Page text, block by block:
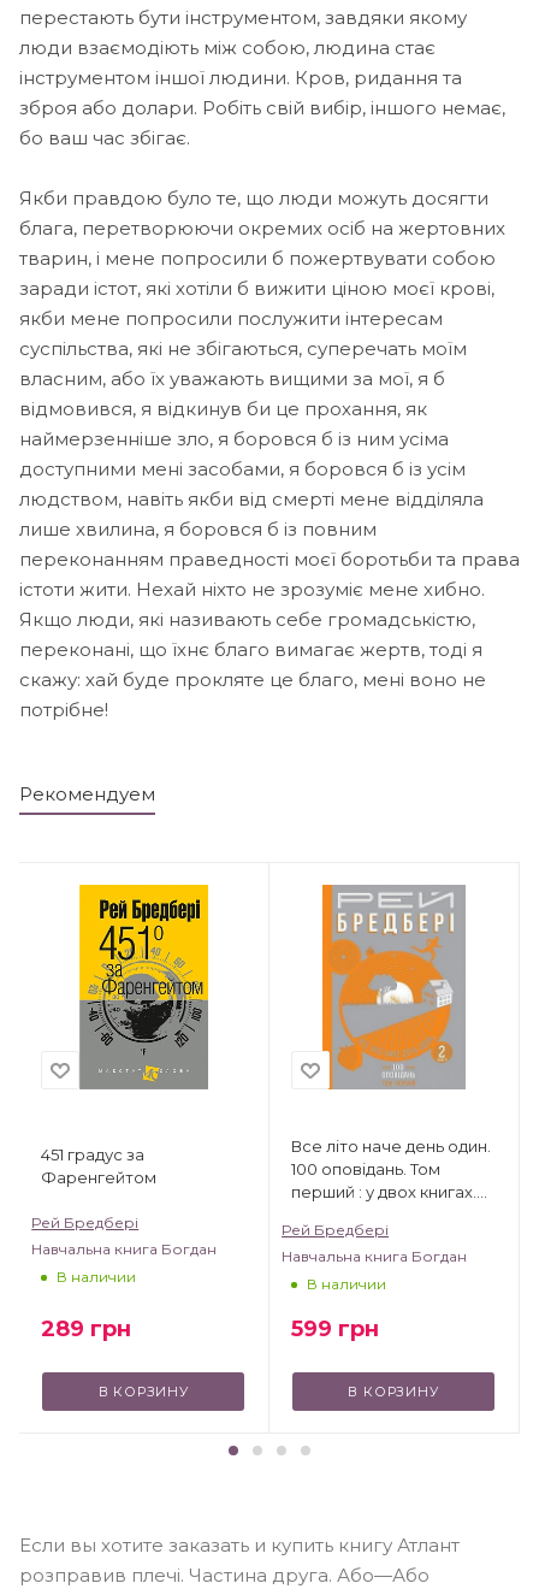
перестають бути інструментом, завдяки якому
люди взаємодіють між собою, людина стає
інструментом іншої людини. Кров, ридання та
зброя або долари. Робіть свій вибір, іншого немає,
бо ваш час збігає.
Якби правдою було те, що люди можуть досягти
блага, перетворюючи окремих осіб на жертовних
тварин, і мене попросили б пожертвувати собою
заради істот, які хотіли б вижити ціною моєї крові,
якби мене попросили послужити інтересам
суспільства, які не збігаються, суперечать моїм
власним, або їх уважають вищими за мої, я б
відмовився, я відкинув би це прохання, як
наймерзенніше зло, я боровся б із ним усіма
доступними мені засобами, я боровся б із усім
людством, навіть якби від смерті мене відділяла
лише хвилина, я боровся б із повним
переконанням праведності моєї боротьби та права
істоти жити. Нехай ніхто не зрозуміє мене хибно.
Якщо люди, які називають себе громадськістю,
переконані, що їхнє благо вимагає жертв, тоді я
скажу: хай буде прокляте це благо, мені воно не
потрібне!
Рекомендуем
451 градус за
Фаренгейтом
Рей Бредбері
Навчальна книга Богдан
В наличии
289 грн
В КОРЗИНУ
Все літо наче день один.
100 оповідань. Том
перший : у двох книгах.
Рей Бредбері
Навчальна книга Богдан
В наличии
599 грн
В КОРЗИНУ
Если вы хотите заказать и купить книгу Атлант
розправив плечі. Частина друга. Або—Або